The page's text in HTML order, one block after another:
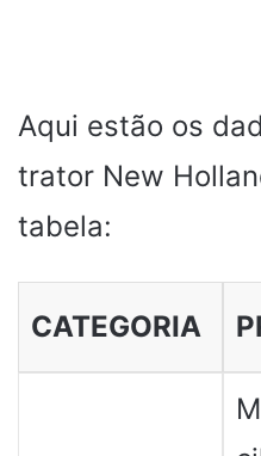
Aqui estão os
trator New
tabela:
CATEGORIA